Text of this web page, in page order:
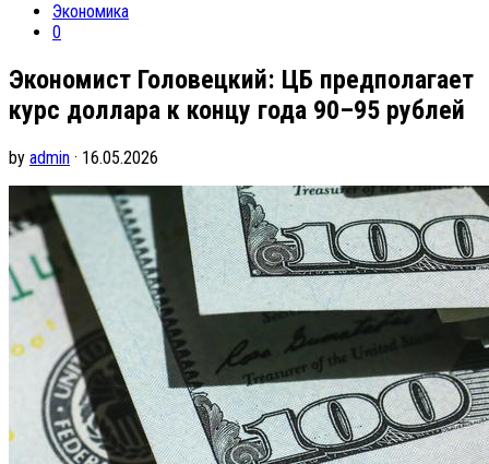
Экономика
0
Экономист Головецкий: ЦБ предполагает
курс доллара к концу года 90–95 рублей
by admin · 16.05.2026